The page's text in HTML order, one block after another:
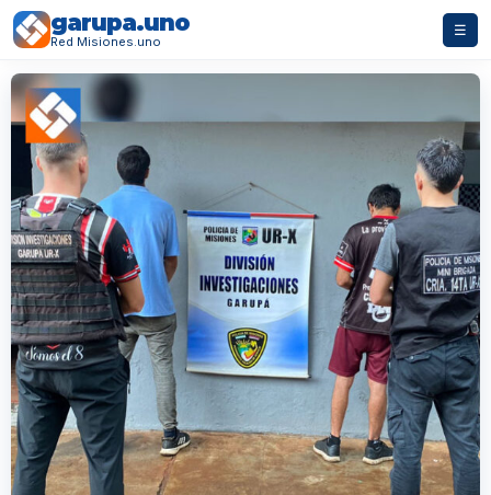
garupa.uno
Red Misiones.uno
☰